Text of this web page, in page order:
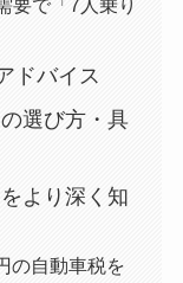
ドバイス
選び方・具
より深く知
の自動車税を